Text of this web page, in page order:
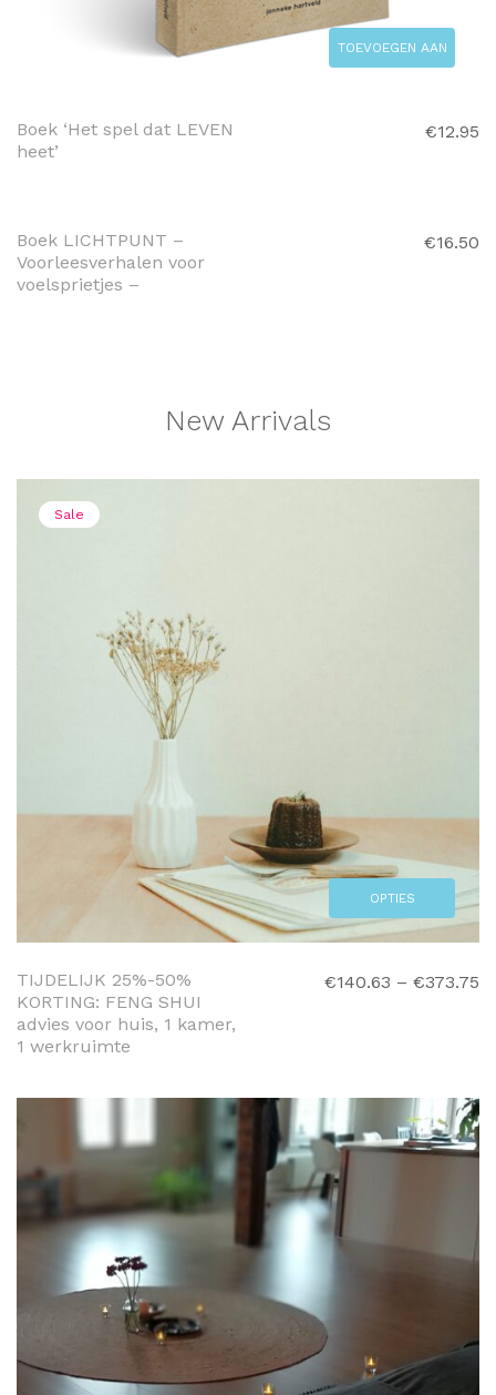
TOEVOEGEN AAN
Boek ‘Het spel dat LEVEN
heet’
€12.95
Boek LICHTPUNT –
Voorleesverhalen voor
voelsprietjes –
€16.50
New Arrivals
Sale
OPTIES
SELECTEREN
TIJDELIJK 25%-50%
KORTING: FENG SHUI
advies voor huis, 1 kamer,
1 werkruimte
€140.63 – €373.75